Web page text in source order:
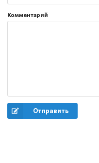
Комментарий
Отправить